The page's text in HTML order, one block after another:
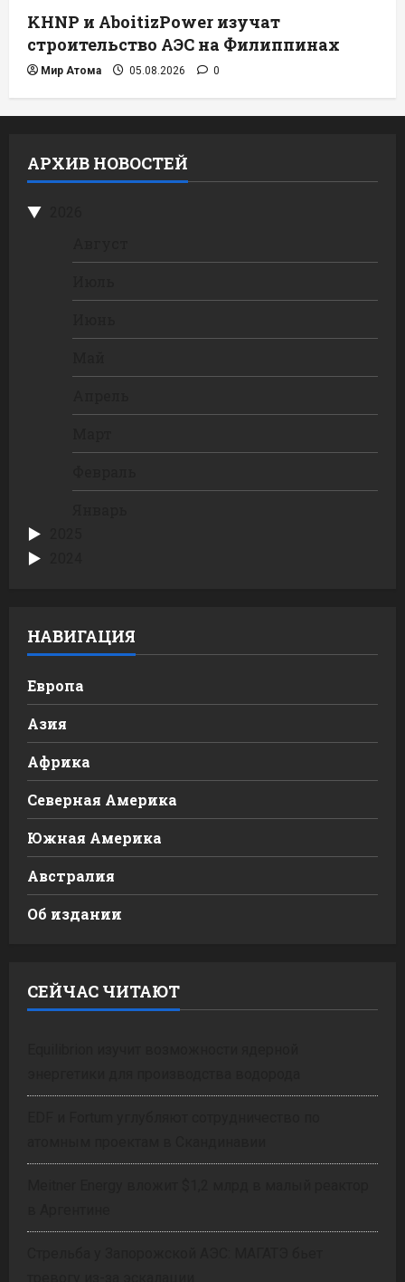
KHNP и AboitizPower изучат
строительство АЭС на Филиппинах
Мир Атома 05.08.2026 0
АРХИВ НОВОСТЕЙ
НАВИГАЦИЯ
Европа
Азия
Африка
Северная Америка
Южная Америка
Австралия
Об издании
СЕЙЧАС ЧИТАЮТ